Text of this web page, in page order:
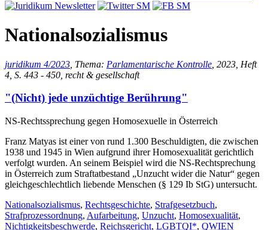
Nationalsozialismus
juridikum 4/2023 , Thema: Parlamentarische Kontrolle , 2023, Heft
4, S. 443 - 450, recht & gesellschaft
"(Nicht) jede unzüchtige Berührung"
NS-Rechtssprechung gegen Homosexuelle in Österreich
Franz Matyas ist einer von rund 1.300 Beschuldigten, die zwischen
1938 und 1945 in Wien aufgrund ihrer Homosexualität gerichtlich
verfolgt wurden. An seinem Beispiel wird die NS-Rechtsprechung
in Österreich zum Straftatbestand „Unzucht wider die Natur“ gegen
gleichgeschlechtlich liebende Menschen (§ 129 Ib StG) untersucht.
Nationalsozialismus, Rechtsgeschichte, Strafgesetzbuch,
Strafprozessordnung, Aufarbeitung, Unzucht, Homosexualität,
Nichtigkeitsbeschwerde, Reichsgericht, LGBTQI*, QWIEN